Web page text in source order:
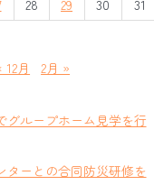
28 29 30 31
12月 2月 »
グループホーム見学を行
ターとの合同防災研修を